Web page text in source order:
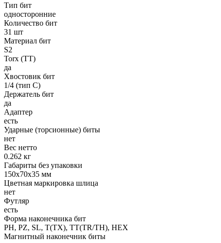
Тип бит
односторонние
Количество бит
31 шт
Материал бит
S2
Torx (TT)
да
Хвостовик бит
1/4 (тип С)
Держатель бит
да
Адаптер
есть
Ударные (торсионные) биты
нет
Вес нетто
0.262 кг
Габариты без упаковки
150х70х35 мм
Цветная маркировка шлица
нет
Футляр
есть
Форма наконечника бит
PH, PZ, SL, T(TX), TT(TR/TH), HEX
Магнитный наконечник биты